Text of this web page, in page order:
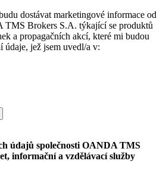
dostávat marketingové informace od
TMS Brokers S.A. týkající se produktů
a propagačních akcí, které mi budou
údaje, jež jsem uvedl/a v:
údajů společnosti OANDA TMS
informační a vzdělávací služby